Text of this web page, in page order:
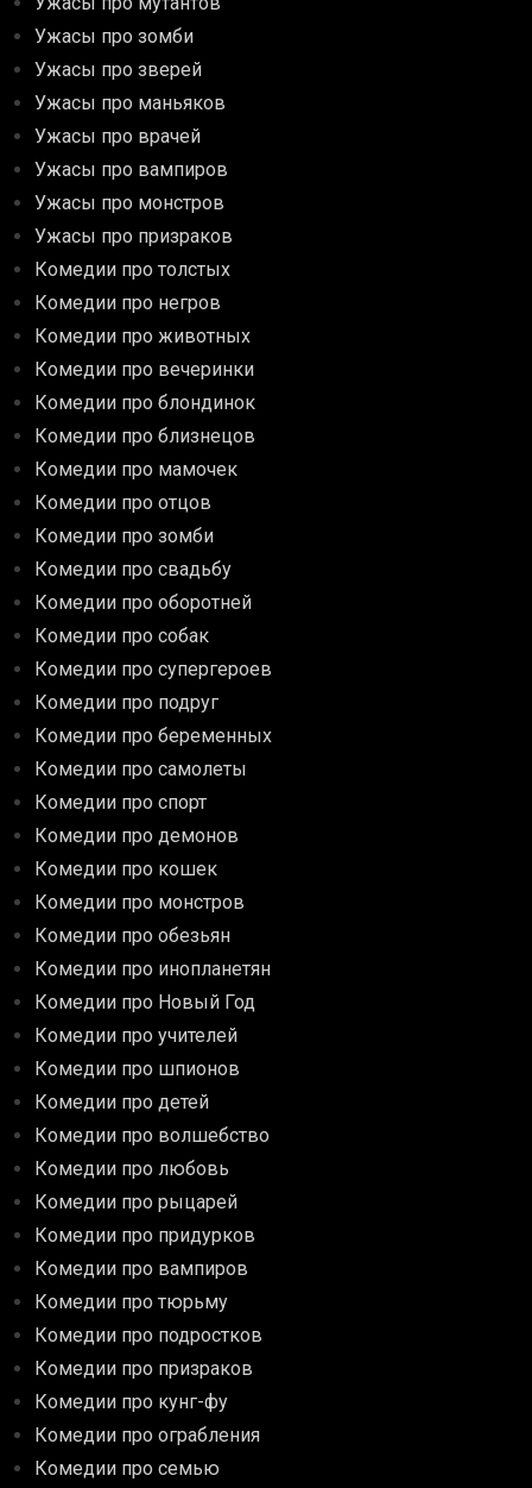
Ужасы про зомби
Ужасы про зверей
Ужасы про маньяков
Ужасы про врачей
Ужасы про вампиров
Ужасы про монстров
Ужасы про призраков
Комедии про толстых
Комедии про негров
Комедии про животных
Комедии про вечеринки
Комедии про блондинок
Комедии про близнецов
Комедии про мамочек
Комедии про отцов
Комедии про зомби
Комедии про свадьбу
Комедии про оборотней
Комедии про собак
Комедии про супергероев
Комедии про подруг
Комедии про беременных
Комедии про самолеты
Комедии про спорт
Комедии про демонов
Комедии про кошек
Комедии про монстров
Комедии про обезьян
Комедии про инопланетян
Комедии про Новый Год
Комедии про учителей
Комедии про шпионов
Комедии про детей
Комедии про волшебство
Комедии про любовь
Комедии про рыцарей
Комедии про придурков
Комедии про вампиров
Комедии про тюрьму
Комедии про подростков
Комедии про призраков
Комедии про кунг-фу
Комедии про ограбления
Комедии про семью